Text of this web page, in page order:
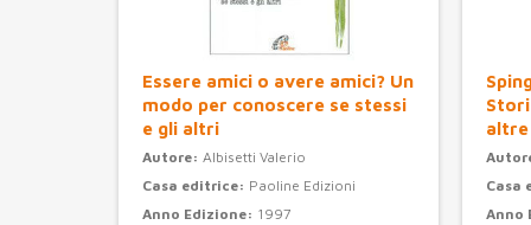
Essere amici o avere amici? Un
modo per conoscere se stessi
e gli altri
Autore: Albisetti Valerio
Casa editrice: Paoline Edizioni
Anno Edizione: 1997
Casa
Anno